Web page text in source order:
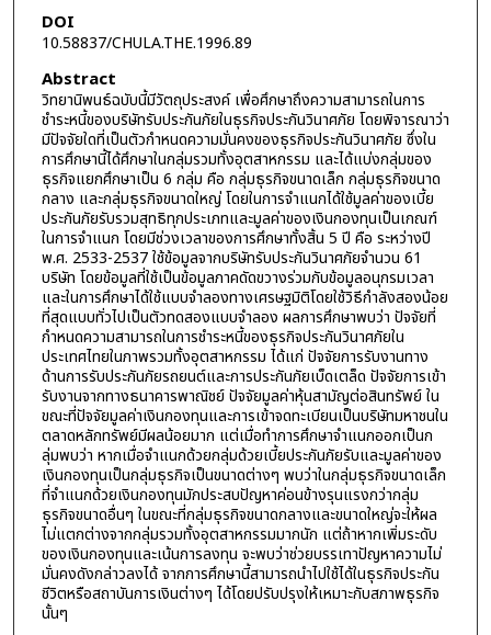
DOI
10.58837/CHULA.THE.1996.89
Abstract
วิทยานิพนธ์ฉบับนี้มีวัตถุประสงค์ เพื่อศึกษาถึงความสามารถในการ
ชำระหนี้ของบริษัทรับประกันภัยในธุรกิจประกันวินาศภัย โดยพิจารณาว่า
มีปัจจัยใดที่เป็นตัวกำหนดความมั่นคงของธุรกิจประกันวินาศภัย ซึ่งใน
การศึกษานี้ได้ศึกษาในกลุ่มรวมทั้งอุตสาหกรรม และได้แบ่งกลุ่มของ
ธุรกิจแยกศึกษาเป็น 6 กลุ่ม คือ กลุ่มธุรกิจขนาดเล็ก กลุ่มธุรกิจขนาด
กลาง และกลุ่มธุรกิจขนาดใหญ่ โดยในการจำแนกได้ใช้มูลค่าของเบี้ย
ประกันภัยรับรวมสุทธิทุกประเภทและมูลค่าของเงินกองทุนเป็นเกณฑ์
ในการจำแนก โดยมีช่วงเวลาของการศึกษาทั้งสิ้น 5 ปี คือ ระหว่างปี
พ.ศ. 2533-2537 ใช้ข้อมูลจากบริษัทรับประกันวินาศภัยจำนวน 61
บริษัท โดยข้อมูลที่ใช้เป็นข้อมูลภาคดัดขวางร่วมกับข้อมูลอนุกรมเวลา
และในการศึกษาได้ใช้แบบจำลองทางเศรษฐมิติโดยใช้วิธีกำลังสองน้อย
ที่สุดแบบทั่วไปเป็นตัวทดสองแบบจำลอง ผลการศึกษาพบว่า ปัจจัยที่
กำหนดความสามารถในการชำระหนี้ของธุรกิจประกันวินาศภัยใน
ประเทศไทยในภาพรวมทั้งอุตสาหกรรม ได้แก่ ปัจจัยการรับงานทาง
ด้านการรับประกันภัยรถยนต์และการประกันภัยเบ็ดเตล็ด ปัจจัยการเข้า
รับงานจากทางธนาคารพาณิชย์ ปัจจัยมูลค่าหุ้นสามัญต่อสินทรัพย์ ใน
ขณะที่ปัจจัยมูลค่าเงินกองทุนและการเข้าจดทะเบียนเป็นบริษัทมหาชนใน
ตลาดหลักทรัพย์มีผลน้อยมาก แต่เมื่อทำการศึกษาจำแนกออกเป็นก
ลุ่มพบว่า หากเมื่อจำแนกด้วยกลุ่มด้วยเบี้ยประกันภัยรับและมูลค่าของ
เงินกองทุนเป็นกลุ่มธุรกิจเป็นขนาดต่างๆ พบว่าในกลุ่มธุรกิจขนาดเล็ก
ที่จำแนกด้วยเงินกองทุนมักประสบปัญหาค่อนข้างรุนแรงกว่ากลุ่ม
ธุรกิจขนาดอื่นๆ ในขณะที่กลุ่มธุรกิจขนาดกลางและขนาดใหญ่จะให้ผล
ไม่แตกต่างจากกลุ่มรวมทั้งอุตสาหกรรมมากนัก แต่ถ้าหากเพิ่มระดับ
ของเงินกองทุนและเน้นการลงทุน จะพบว่าช่วยบรรเทาปัญหาความไม่
มั่นคงดังกล่าวลงได้ จากการศึกษานี้สามารถนำไปใช้ได้ในธุรกิจประกัน
ชีวิตหรือสถาบันการเงินต่างๆ ได้โดยปรับปรุงให้เหมาะกับสภาพธุรกิจ
นั้นๆ